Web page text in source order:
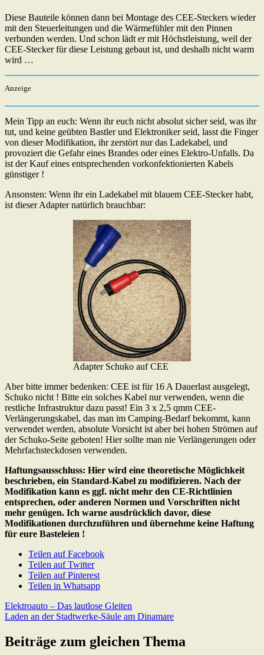
Diese Bauteile können dann bei Montage des CEE-Steckers wieder
mit den Steuerleitungen und die Wärmefühler mit den Pinnen
verbunden werden. Und schon lädt er mit Höchstleistung, weil der
CEE-Stecker für diese Leistung gebaut ist, und deshalb nicht warm
wird …
Anzeige
Mein Tipp an euch: Wenn ihr euch nicht absolut sicher seid, was ihr
tut, und keine geübten Bastler und Elektroniker seid, lasst die Finger
von dieser Modifikation, ihr zerstört nur das Ladekabel, und
provoziert die Gefahr eines Brandes oder eines Elektro-Unfalls. Da
ist der Kauf eines entsprechenden vorkonfektionierten Kabels
günstiger !
Ansonsten: Wenn ihr ein Ladekabel mit blauem CEE-Stecker habt,
ist dieser Adapter natürlich brauchbar:
Adapter Schuko auf CEE
Aber bitte immer bedenken: CEE ist für 16 A Dauerlast ausgelegt,
Schuko nicht ! Bitte ein solches Kabel nur verwenden, wenn die
restliche Infrastruktur dazu passt! Ein 3 x 2,5 qmm CEE-
Verlängerungskabel, das man im Camping-Bedarf bekommt, kann
verwendet werden, absolute Vorsicht ist aber bei hohen Strömen auf
der Schuko-Seite geboten! Hier sollte man nie Verlängerungen oder
Mehrfachsteckdosen verwenden.
Haftungsausschluss: Hier wird eine theoretische Möglichkeit
beschrieben, ein Standard-Kabel zu modifizieren. Nach der
Modifikation kann es ggf. nicht mehr den CE-Richtlinien
entsprechen, oder anderen Normen und Vorschriften nicht
mehr genügen. Ich warne ausdrücklich davor, diese
Modifikationen durchzuführen und übernehme keine Haftung
für eure Basteleien !
Teilen auf Facebook
Teilen auf Twitter
Teilen auf Pinterest
Teilen in Whatsapp
Beitragsnavigation
Previous
Post:
Elektroauto – Das lautlose Gleiten
Next
Laden an der Stadtwerke-Säule am Dinamare
Beiträge zum gleichen Thema